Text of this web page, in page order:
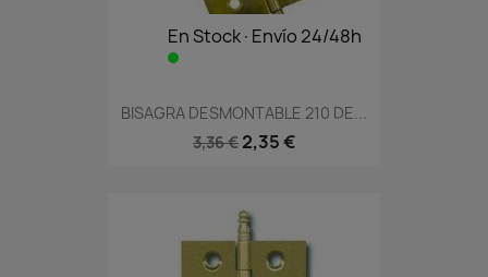
En Stock·Envío 24/48h
BISAGRA DESMONTABLE 210 DE...
3,36 € 2,35 €